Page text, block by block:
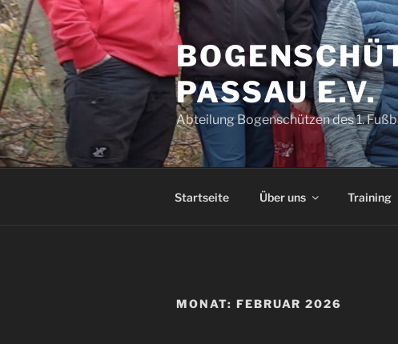
Zum
Inhalt
springen
ASSAU E.V.
Abteilung Bogenschützen des 1.
Startseite Über uns Training
MONAT: FEBRUAR 2026